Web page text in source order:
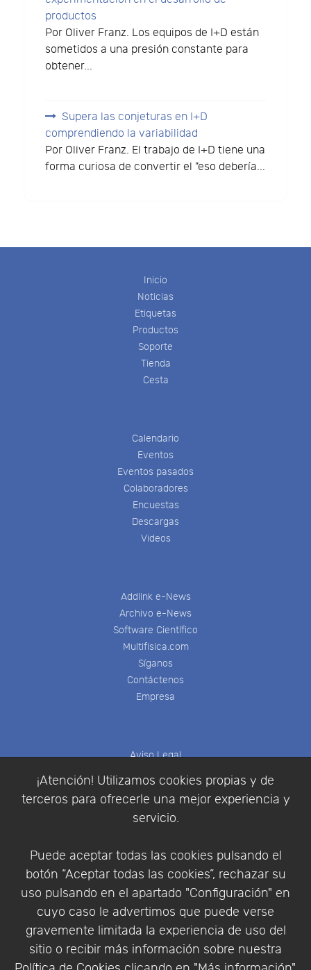
¡Atención! Utilizamos cookies propias y de
terceros para ofrecerle una mejor experiencia y
servicio.
Puede aceptar todas las cookies pulsando el
botón “Aceptar todas las cookies”, rechazar su
uso pulsando en el apartado "Configuración" en
cuyo caso le advertimos que puede verse
gravemente limitada la experiencia de uso del
sitio o recibir más información sobre nuestra
productos
Por Oliver Franz. Los equipos de I+D están
sometidos a una presión constante para
obtener...
Supera las conjeturas en I+D
comprendiendo la variabilidad
Por Oliver Franz. El trabajo de I+D tiene una
forma curiosa de convertir el "eso debería...
Inicio
Noticias
Etiquetas
Productos
Soporte
Tienda
Cesta
Calendario
Eventos
Eventos pasados
Colaboradores
Encuestas
Descargas
Videos
Addlink e-News
Archivo e-News
Software Científico
Multifisica.com
Síganos
Contáctenos
Empresa
Aviso Legal
Política de Privacidad
Condiciones de compra
Identificarse
Empresa|Aviso Legal| Política de Privacidad |
Política de Cookies
© Copyright 1994 - 2026. Addlink Software